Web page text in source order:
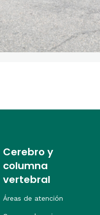
Cerebro y
columna
vertebral
Áreas de atención